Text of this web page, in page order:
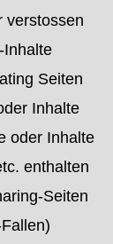
verstossen
Inhalte
Seiten
Inhalte
oder Inhalte
enthalten
Seiten